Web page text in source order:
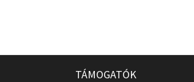
TÁMOGATÓK